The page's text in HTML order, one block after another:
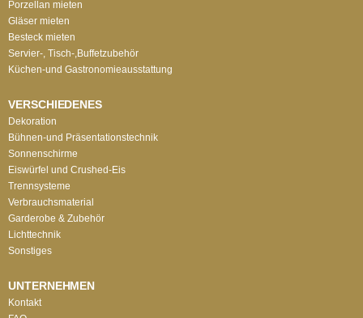
Porzellan mieten
Gläser mieten
Besteck mieten
Servier-, Tisch-,Buffetzubehör
Küchen-und Gastronomieausstattung
VERSCHIEDENES
Dekoration
Bühnen-und Präsentationstechnik
Sonnenschirme
Eiswürfel und Crushed-Eis
Trennsysteme
Verbrauchsmaterial
Garderobe & Zubehör
Lichttechnik
Sonstiges
UNTERNEHMEN
Kontakt